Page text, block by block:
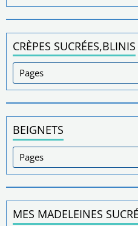
CRÈPES SUCRÉES,BLINIS
BEIGNETS
MES MADELEINES